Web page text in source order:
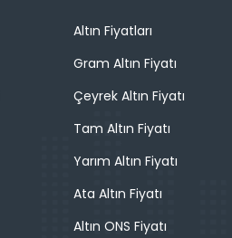
Altın Fiyatları
Gram Altın Fiyatı
Çeyrek Altın Fiyatı
Tam Altın Fiyatı
Yarım Altın Fiyatı
Ata Altın Fiyatı
Altın ONS Fiyatı